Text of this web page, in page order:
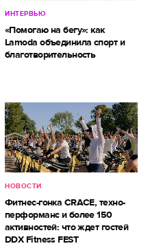
ИНТЕРВЬЮ
«Помогаю на бегу»: как
Lamoda объединила спорт и
благотворительность
НОВОСТИ
Фитнес-гонка CRACE, техно-
перформанс и более 150
активностей: что ждет гостей
DDX Fitness FEST